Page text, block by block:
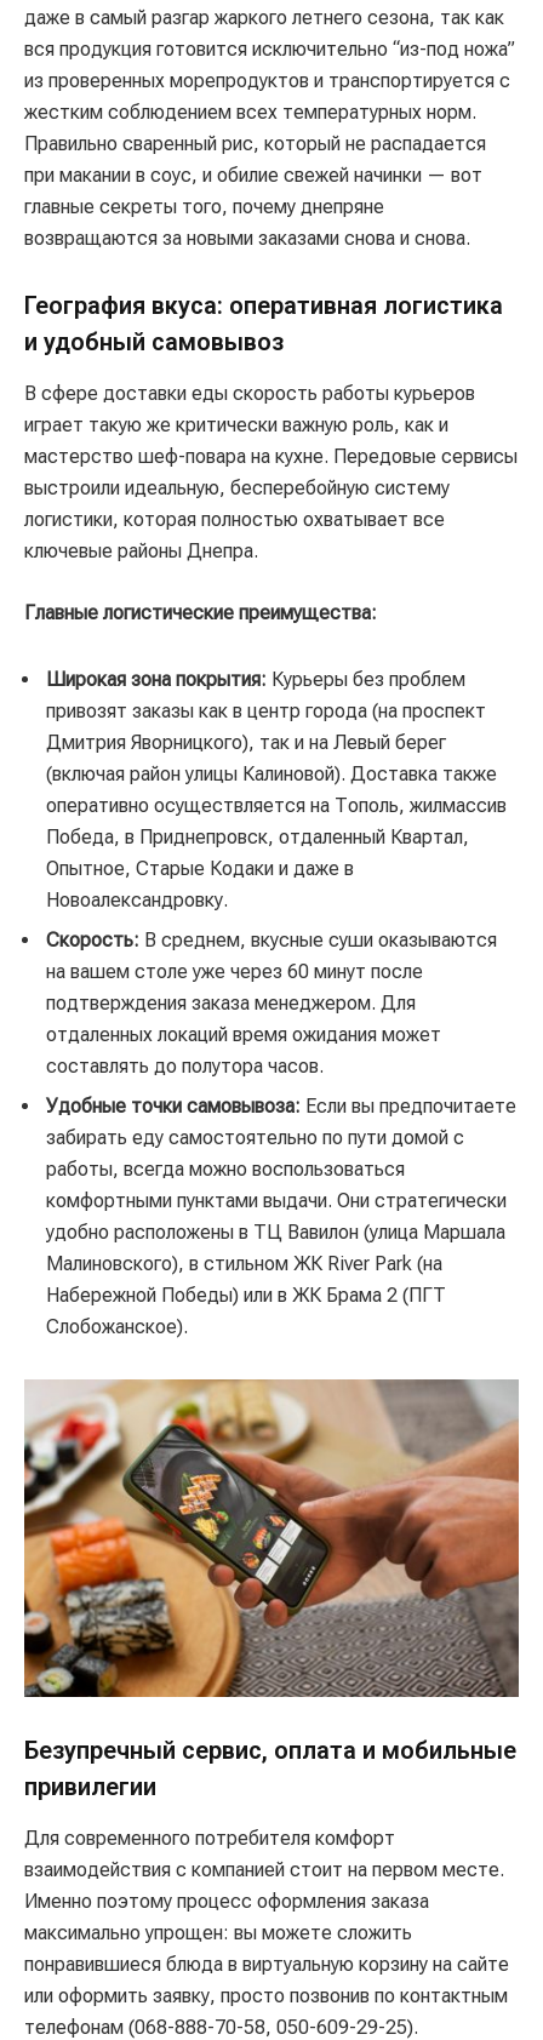
даже в самый разгар жаркого летнего сезона, так как
вся продукция готовится исключительно “из-под ножа”
из проверенных морепродуктов и транспортируется с
жестким соблюдением всех температурных норм.
Правильно сваренный рис, который не распадается
при макании в соус, и обилие свежей начинки — вот
главные секреты того, почему днепряне
возвращаются за новыми заказами снова и снова.
География вкуса: оперативная логистика
и удобный самовывоз
В сфере доставки еды скорость работы курьеров
играет такую же критически важную роль, как и
мастерство шеф-повара на кухне. Передовые сервисы
выстроили идеальную, бесперебойную систему
логистики, которая полностью охватывает все
ключевые районы Днепра.
Главные логистические преимущества:
Широкая зона покрытия: Курьеры без проблем
привозят заказы как в центр города (на проспект
Дмитрия Яворницкого), так и на Левый берег
(включая район улицы Калиновой). Доставка также
оперативно осуществляется на Тополь, жилмассив
Победа, в Приднепровск, отдаленный Квартал,
Опытное, Старые Кодаки и даже в
Новоалександровку.
Скорость: В среднем, вкусные суши оказываются
на вашем столе уже через 60 минут после
подтверждения заказа менеджером. Для
отдаленных локаций время ожидания может
составлять до полутора часов.
Удобные точки самовывоза: Если вы предпочитаете
забирать еду самостоятельно по пути домой с
работы, всегда можно воспользоваться
комфортными пунктами выдачи. Они стратегически
удобно расположены в ТЦ Вавилон (улица Маршала
Малиновского), в стильном ЖК River Park (на
Набережной Победы) или в ЖК Брама 2 (ПГТ
Слобожанское).
Безупречный сервис, оплата и мобильные
привилегии
Для современного потребителя комфорт
взаимодействия с компанией стоит на первом месте.
Именно поэтому процесс оформления заказа
максимально упрощен: вы можете сложить
понравившиеся блюда в виртуальную корзину на сайте
или оформить заявку, просто позвонив по контактным
телефонам (068-888-70-58, 050-609-29-25).